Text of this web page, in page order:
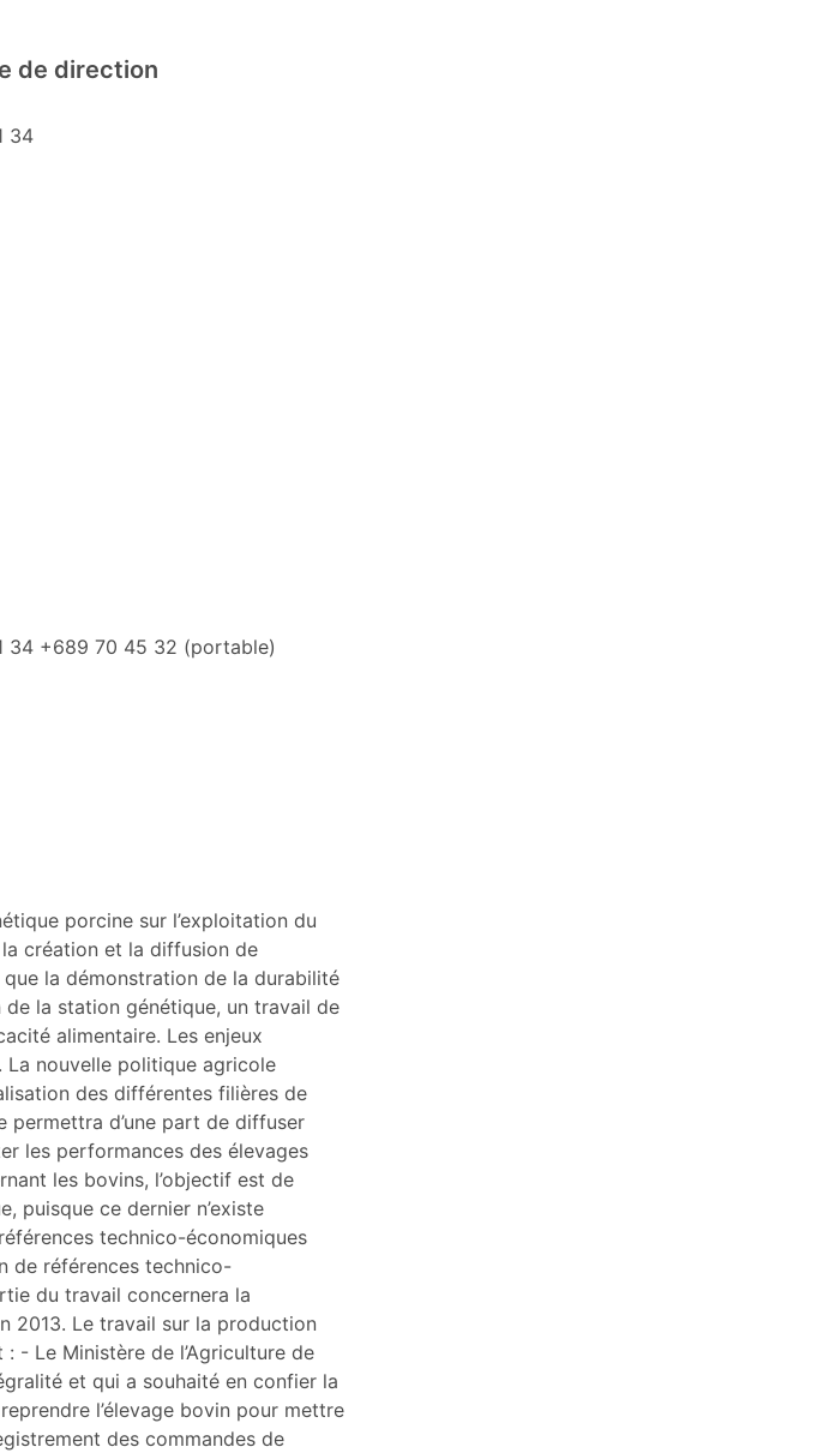
de direction
34
34 +689 70 45 32 (portable)
porcine sur l’exploitation du
la création et la diffusion de
la démonstration de la durabilité
de la station génétique, un travail de
alimentaire. Les enjeux
nouvelle politique agricole
des différentes filières de
permettra d’une part de diffuser
les performances des élevages
les bovins, l’objectif est de
puisque ce dernier n’existe
technico-économiques
de références technico-
du travail concernera la
2013. Le travail sur la production
- Le Ministère de l’Agriculture de
et qui a souhaité en confier la
l’élevage bovin pour mettre
des commandes de